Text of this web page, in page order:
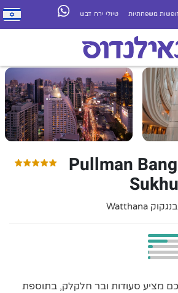
משפחתיות טיולי ירח דבש
Pullman
מציע סעודות ובר חלקלק, בתוספת